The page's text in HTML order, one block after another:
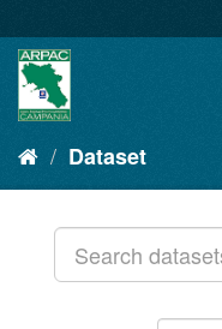
al
contenuto
Dataset